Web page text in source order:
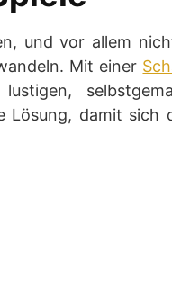
und vor allem
Mit einer
damit sich